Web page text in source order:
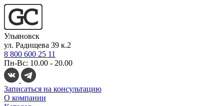
Ульяновск
ул. Радищева 39 к.2
8 800 600 25 11
Пн-Вс: 10.00 - 20.00
Записаться на консультацию
О компании